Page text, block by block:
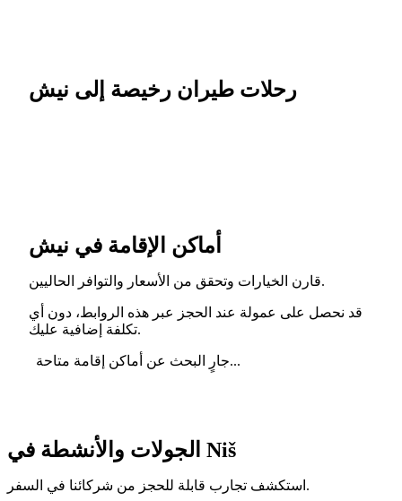
رحلات طيران رخيصة إلى نيش
أماكن الإقامة في نيش
قارن الخيارات وتحقق من الأسعار والتوافر الحاليين.
قد نحصل على عمولة عند الحجز عبر هذه الروابط، دون أي
تكلفة إضافية عليك.
جارٍ البحث عن أماكن إقامة متاحة...
الجولات والأنشطة في Niš
استكشف تجارب قابلة للحجز من شركائنا في السفر.